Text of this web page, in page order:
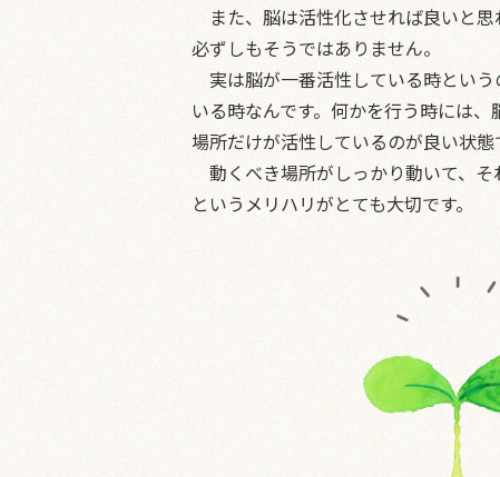
また、脳は活性化させれば良いと思
必ずしもそうではありません。
実は脳が一番活性している時とい
いる時なんです。何かを行う時には
場所だけが活性しているのが良い状態
動くべき場所がしっかり動いて、そ
というメリハリがとても大切です。